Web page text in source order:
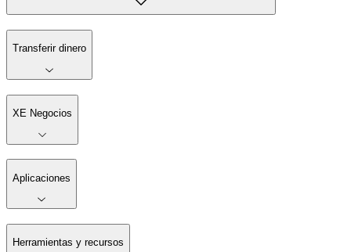
Transferir dinero
XE Negocios
Aplicaciones
Herramientas y recursos